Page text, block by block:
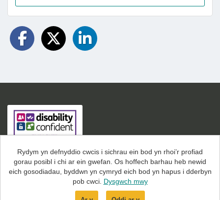
Rydym yn defnyddio cwcis i sichrau ein bod yn rhoi’r profiad
gorau posibl i chi ar ein gwefan. Os hoffech barhau heb newid
eich gosodiadau, byddwn yn cymryd eich bod yn hapus i dderbyn
pob cwci. Dysgwch mwy
IOPC copyright © 2026.
Cookies
Tribepad Talent Acquisition Software